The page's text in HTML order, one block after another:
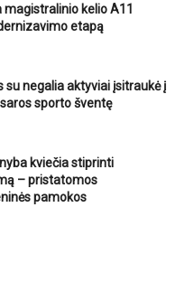
magistralinio kelio A11
etapą
su negalia aktyviai įsitraukė į
sporto šventę
kviečia stiprinti
– pristatomos
pamokos